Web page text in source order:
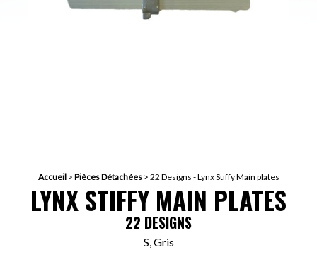
Accueil> Pièces Détachées> 22 Designs - Lynx Stiffy Main plates
LYNX STIFFY MAIN PLATES
22 DESIGNS
S, Gris